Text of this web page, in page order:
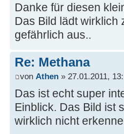
Danke für diesen
Das Bild lädt wirklich
gefährlich aus..
Re: Methana
von Athen » 27.01.2011,
Das ist echt super
Einblick. Das Bild ist
wirklich nicht